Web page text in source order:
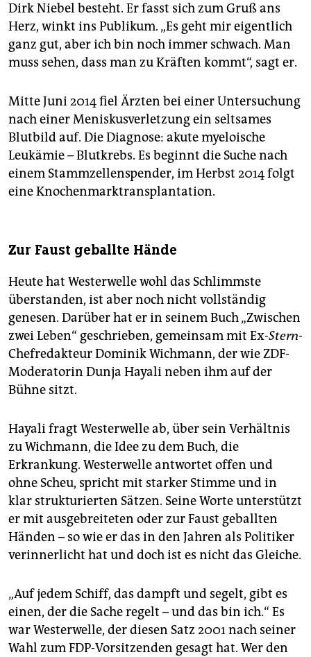
Dirk Niebel besteht. Er fasst sich zum Gruß ans
Herz, winkt ins Publikum. „Es geht mir eigentlich
ganz gut, aber ich bin noch immer schwach. Man
muss sehen, dass man zu Kräften kommt“, sagt er.
Mitte Juni 2014 fiel Ärzten bei einer Untersuchung
nach einer Meniskusverletzung ein seltsames
Blutbild auf. Die Diagnose: akute myeloische
Leukämie – Blutkrebs. Es beginnt die Suche nach
einem Stammzellenspender, im Herbst 2014 folgt
eine Knochenmarktransplantation.
Zur Faust geballte Hände
Heute hat Westerwelle wohl das Schlimmste
überstanden, ist aber noch nicht vollständig
genesen. Darüber hat er in seinem Buch „Zwischen
zwei Leben“ geschrieben, gemeinsam mit Ex-Stern-
Chefredakteur Dominik Wichmann, der wie ZDF-
Moderatorin Dunja Hayali neben ihm auf der
Bühne sitzt.
Hayali fragt Westerwelle ab, über sein Verhältnis
zu Wichmann, die Idee zu dem Buch, die
Erkrankung. Westerwelle antwortet offen und
ohne Scheu, spricht mit starker Stimme und in
klar strukturierten Sätzen. Seine Worte unterstützt
er mit ausgebreiteten oder zur Faust geballten
Händen – so wie er das in den Jahren als Politiker
verinnerlicht hat und doch ist es nicht das Gleiche.
„Auf jedem Schiff, das dampft und segelt, gibt es
einen, der die Sache regelt – und das bin ich.“ Es
war Westerwelle, der diesen Satz 2001 nach seiner
Wahl zum FDP-Vorsitzenden gesagt hat. Wer den